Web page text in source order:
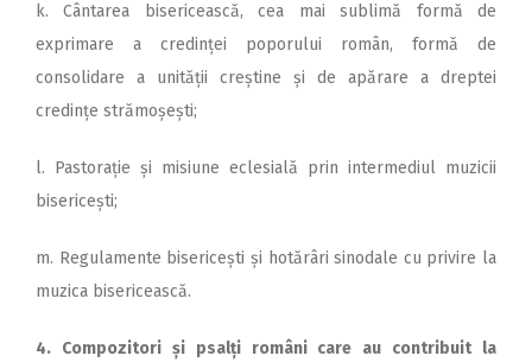
k. Cântarea bisericească, cea mai sublimă formă de
exprimare a credinței poporului român, formă de
consolidare a unității creștine și de apărare a dreptei
credințe strămoșești;
l. Pastorație și misiune eclesială prin intermediul muzicii
bisericești;
m. Regulamente bisericești și hotărâri sinodale cu privire la
muzica bisericească.
4. Compozitori și psalți români care au contribuit la